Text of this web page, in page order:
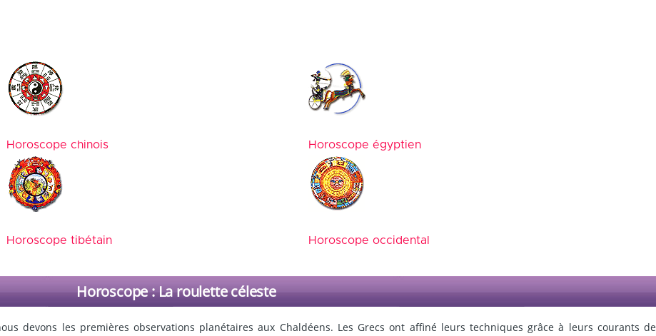
Horoscope chinois Horoscope égyptien
Horoscope tibétain Horoscope occidental
Horoscope : La roulette céleste
devons les premières observations planétaires aux Chaldéens. Les Grecs ont affiné leurs techniques grâce à leurs courants de